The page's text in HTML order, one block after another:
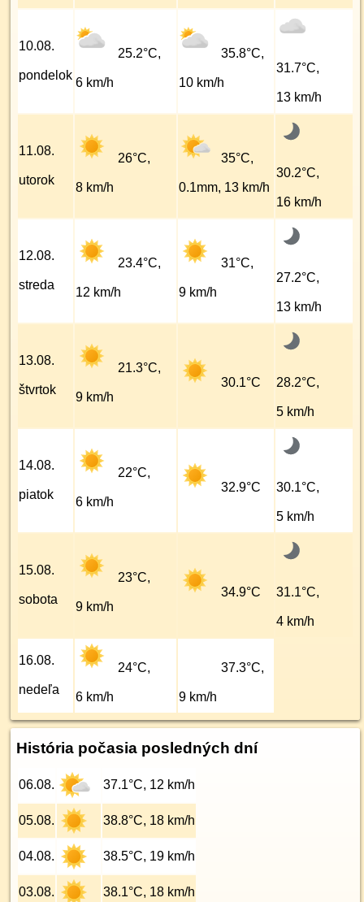
10.08.
pondelok
25.2°C,
6 km/h
35.8°C,
10 km/h
31.7°C,
13 km/h
11.08.
utorok
26°C,
8 km/h
35°C,
0.1mm, 13 km/h
30.2°C,
16 km/h
12.08.
streda
23.4°C,
12 km/h
31°C,
9 km/h
27.2°C,
13 km/h
13.08.
štvrtok
21.3°C,
9 km/h
30.1°C 28.2°C,
5 km/h
14.08.
piatok
22°C,
6 km/h
32.9°C 30.1°C,
5 km/h
15.08.
sobota
23°C,
9 km/h
34.9°C 31.1°C,
4 km/h
16.08.
nedeľa
24°C,
6 km/h
37.3°C,
9 km/h
História počasia posledných dní
06.08. 37.1°C, 12 km/h
05.08. 38.8°C, 18 km/h
04.08. 38.5°C, 19 km/h
03.08. 38.1°C, 18 km/h